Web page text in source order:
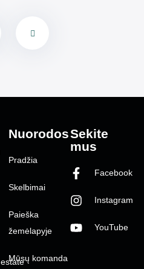
Nuorodos
Pradžia
Skelbimai
Paieška
žemėlapyje
Mūsų komanda
Sekite
mus
Facebook
Instagram
YouTube